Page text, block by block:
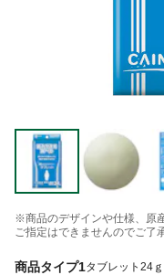
※商品のデザインや仕様、原
ご指定はできませんのでご了
商品タイプ1タブレット24ｇ